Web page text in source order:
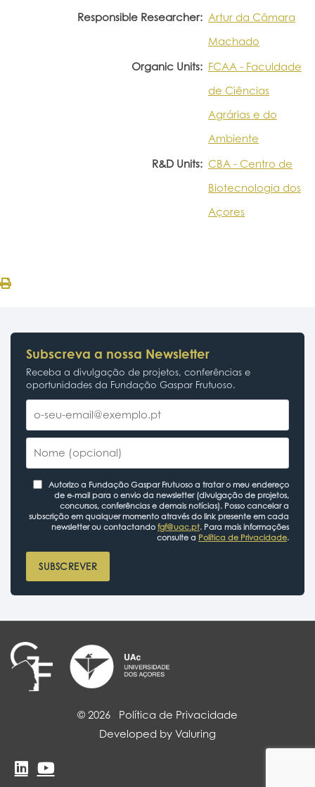
Responsible Researcher: Artur da Câmara
Machado
Organic Units: FCAA - Faculdade
de Ciências
Agrárias e do
Ambiente
R&D Units: CBA - Centro de
Biotecnologia dos
Açores
Subscreva a nossa Newsletter
Receba a divulgação de projetos, conferências e
oportunidades da Fundação Gaspar Frutuoso.
Autorizo a Fundação Gaspar Frutuoso a tratar o meu endereço
de e-mail para o envio da newsletter (divulgação de projetos,
concursos, conferências e demais notícias). Posso cancelar a
subscrição em qualquer momento através do link presente em cada
newsletter ou contactando fgf@uac.pt. Para mais informações
consulte a Política de Privacidade.
SUBSCREVER
© 2026 Política de Privacidade
Developed by Valuring